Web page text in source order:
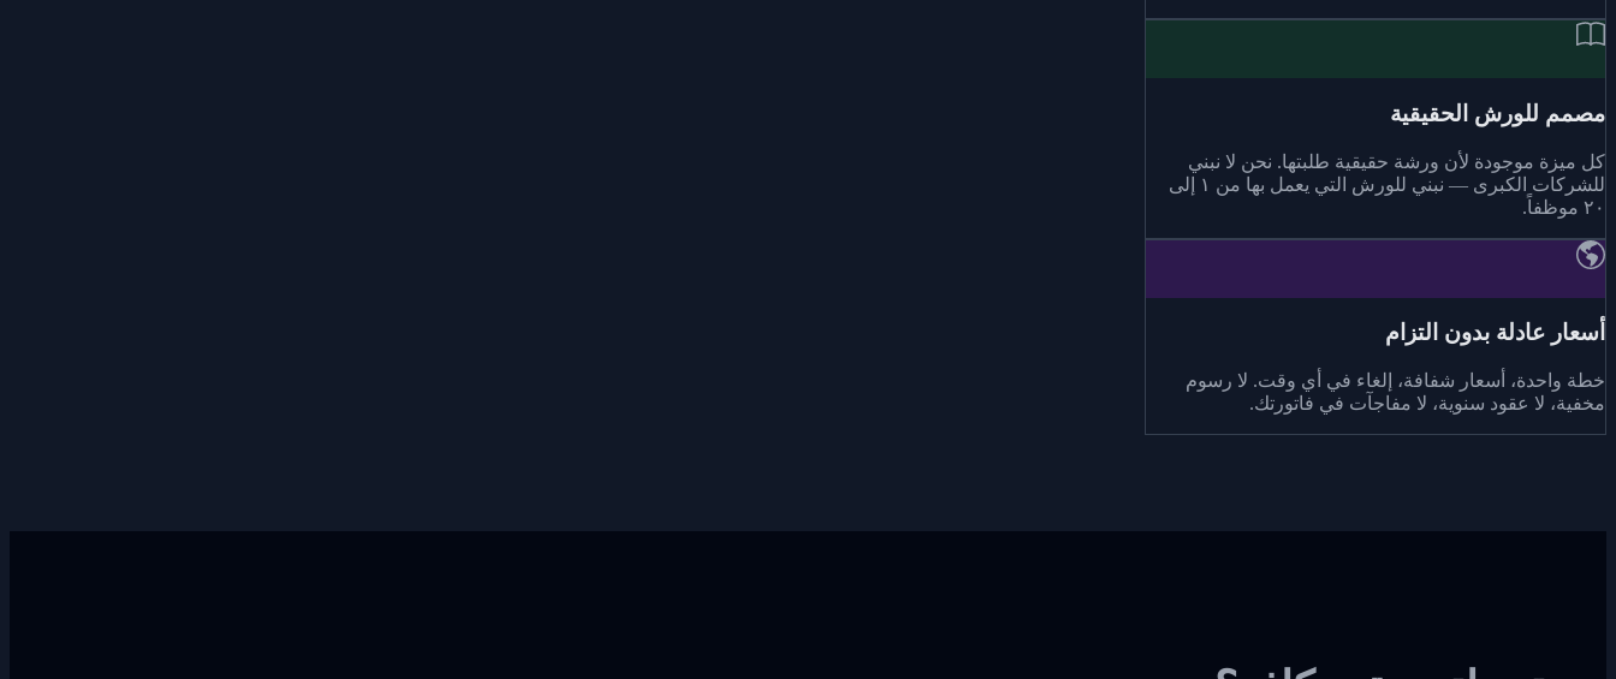
مصمم للورش الحقيقية
كل ميزة موجودة لأن ورشة حقيقية طلبتها. نحن لا نبني
للشركات الكبرى — نبني للورش التي يعمل بها من ١ إلى
٢٠ موظفاً.
أسعار عادلة بدون التزام
خطة واحدة، أسعار شفافة، إلغاء في أي وقت. لا رسوم
مخفية، لا عقود سنوية، لا مفاجآت في فاتورتك.